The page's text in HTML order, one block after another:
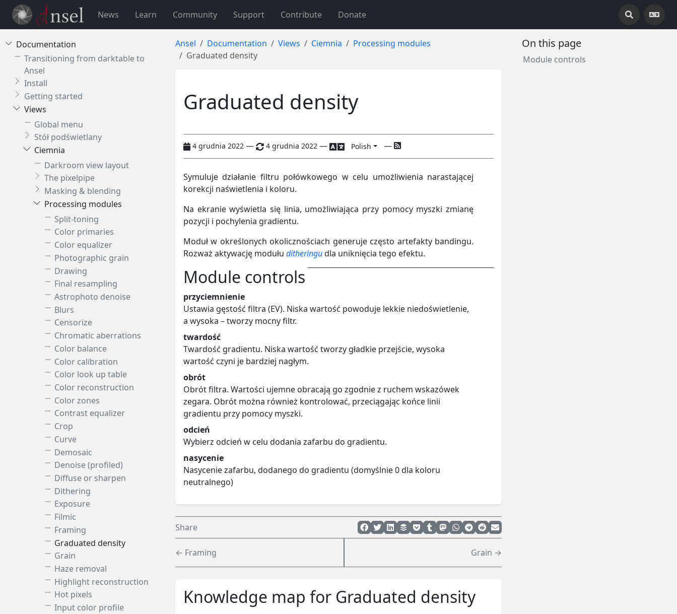
News Learn Community Support Contribute Donate
Documentation
Transitioning from darktable to
Ansel
Install
Getting started
Views
Global menu
Stół podświetlany
Ciemnia
Darkroom view layout
The pixelpipe
Masking & blending
Processing modules
Split-toning
Color primaries
Color equalizer
Photographic grain
Drawing
Final resampling
Astrophoto denoise
Blurs
Censorize
Chromatic aberrations
Color balance
Color calibration
Color look up table
Color reconstruction
Color zones
Contrast equalizer
Crop
Curve
Demosaic
Denoise (profiled)
Diffuse or sharpen
Dithering
Exposure
Filmic
Framing
Graduated density
Grain
Haze removal
Highlight reconstruction
Hot pixels
Input color profile
Ansel Documentation Views Ciemnia
Processing modules
Graduated density
Graduated density
4 grudnia 2022 — 4 grudnia 2022 — Polish —
Symuluje działanie filtru połówkowego w celu umożliwienia narastającej
korekcji naświetlenia i koloru.
Na ekranie wyświetla się linia, umożliwiająca przy pomocy myszki zmianę
pozycji i pochylenia gradientu.
Moduł w określonych okolicznościach generuje często artefakty bandingu.
Rozważ aktywację modułu ditheringudla uniknięcia tego efektu.
Module controls
przyciemnienie
Ustawia gęstość filtra (EV). Niska wartość powoduje lekkie niedoświetlenie,
a wysoka – tworzy mocny filtr.
twardość
Twardość gradientu. Niska wartość tworzy gładkie przejście, wysoka
wartość czyni je bardziej nagłym.
obrót
Obrót filtra. Wartości ujemne obracają go zgodnie z ruchem wskazówek
zegara. Obrót można również kontrolować, przeciągając końce linii
gradientu przy pomocy myszki.
odcień
Wybierz odcień w celu dodania zafarbu do gradientu.
nasycenie
Nasycenie zafarbu, dodanego do gradientu (domyślnie 0 dla koloru
neutralnego)
Share
← Framing Grain →
Knowledge map for Graduated density
On this page
Module controls